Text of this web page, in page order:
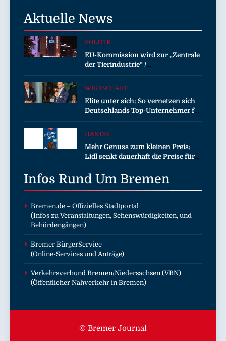
Aktuelle News
POLITIK
EU-Kommission wird zur „Zentrale
der Tierindustrie“ /
Tierschutzorganisation Animal
Brüssel die Nähe der EU-
Kommission zur Tierindustrie an
WIRTSCHAFT
Elite unter sich: So vernetzen sich
Deutschlands Top-Unternehmer für
die Zukunft
HANDEL
Mehr Genuss zum kleinen Preis:
Lidl senkt dauerhaft die Preise für
jetzt bis zu 13 Prozent günstiger
Infos Rund Um Bremen
Bremen.de – Offizielles Stadtportal
(Infos zu Veranstaltungen, Sehenswürdigkeiten, und
Behördengängen)
Bremer BürgerService
(Online-Services und Anträge)
Verkehrsverbund Bremen/Niedersachsen (VBN)
(Öffentlicher Nahverkehr in Bremen)
© Bremer Journal